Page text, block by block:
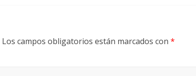
Los campos obligatorios están marcados con *